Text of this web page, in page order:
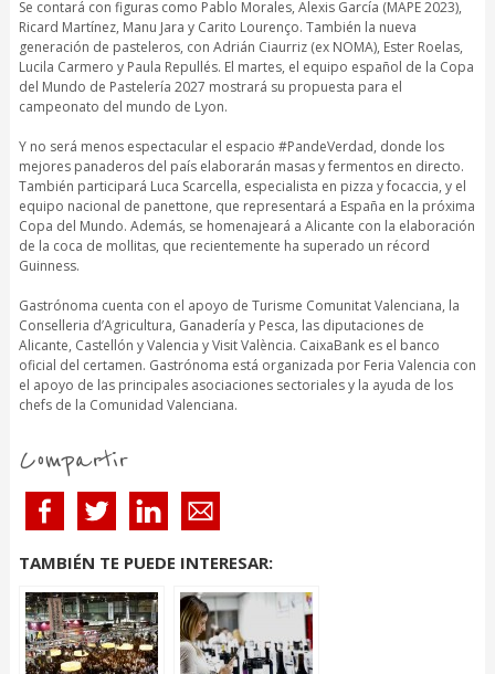
Se contará con figuras como Pablo Morales, Alexis García (MAPE 2023),
Ricard Martínez, Manu Jara y Carito Lourenço. También la nueva
generación de pasteleros, con Adrián Ciaurriz (ex NOMA), Ester Roelas,
Lucila Carmero y Paula Repullés. El martes, el equipo español de la Copa
del Mundo de Pastelería 2027 mostrará su propuesta para el
campeonato del mundo de Lyon.
Y no será menos espectacular el espacio #PandeVerdad, donde los
mejores panaderos del país elaborarán masas y fermentos en directo.
También participará Luca Scarcella, especialista en pizza y focaccia, y el
equipo nacional de panettone, que representará a España en la próxima
Copa del Mundo. Además, se homenajeará a Alicante con la elaboración
de la coca de mollitas, que recientemente ha superado un récord
Guinness.
Gastrónoma cuenta con el apoyo de Turisme Comunitat Valenciana, la
Conselleria d’Agricultura, Ganadería y Pesca, las diputaciones de
Alicante, Castellón y Valencia y Visit València. CaixaBank es el banco
oficial del certamen. Gastrónoma está organizada por Feria Valencia con
el apoyo de las principales asociaciones sectoriales y la ayuda de los
chefs de la Comunidad Valenciana.
Compartir
TAMBIÉN TE PUEDE INTERESAR: